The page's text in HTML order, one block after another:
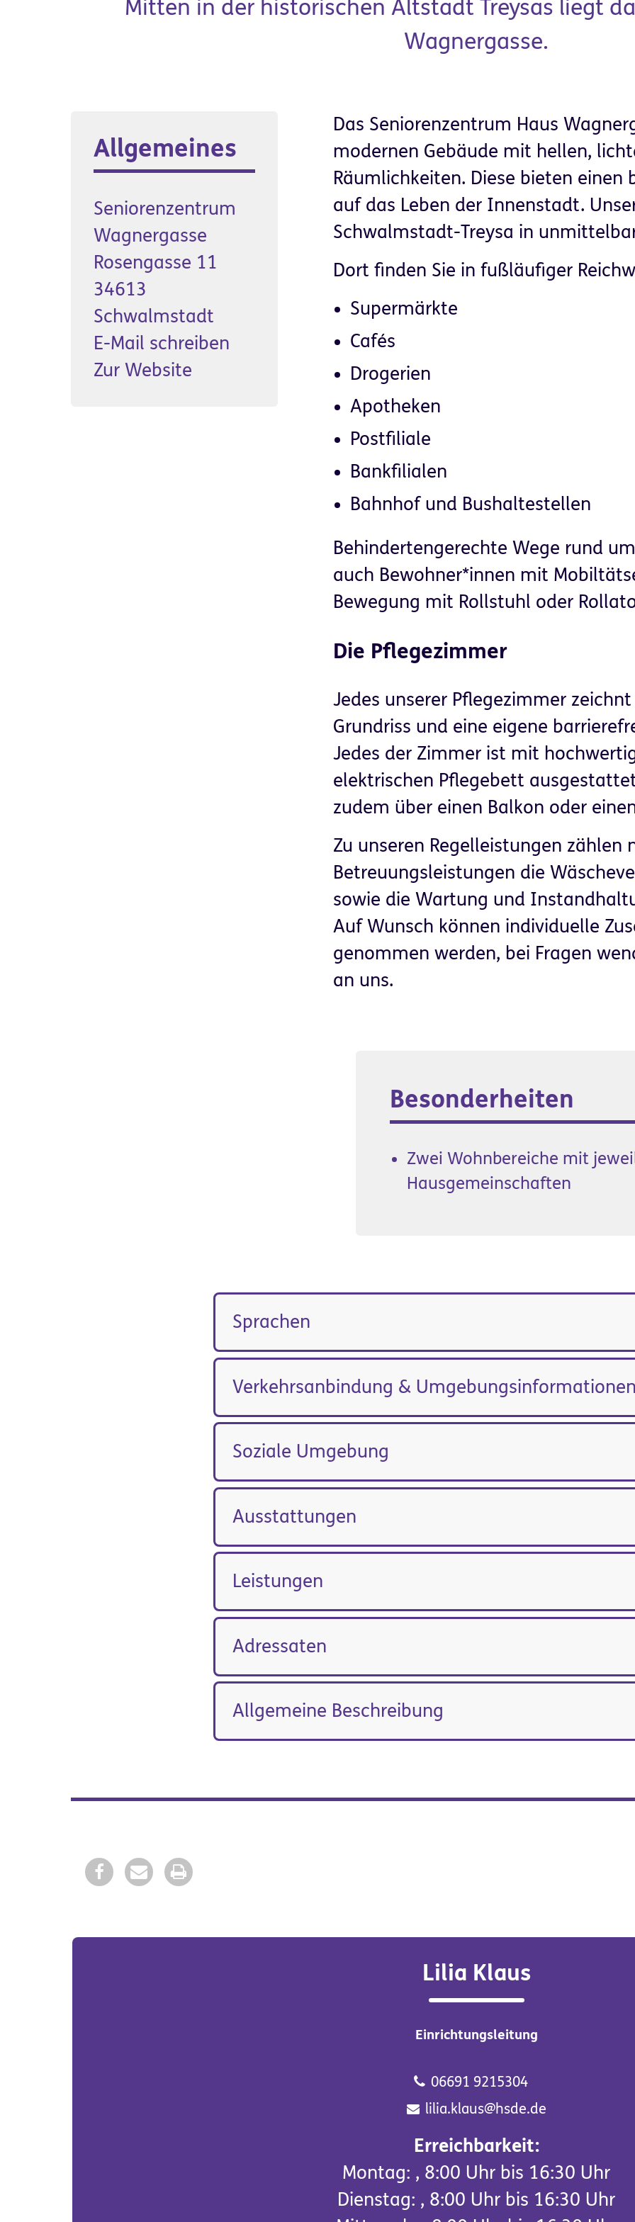
Produkte &
Manufakturen
Partner für
Unternehmen
Helfen & Spenden
Mitten in der historischen Altstadt Treysas liegt
Wagnergasse.
Allgemeines
Seniorenzentrum
Wagnergasse
Rosengasse 11
34613
Schwalmstadt
E-Mail schreiben
Zur Website
Das Seniorenzentrum Haus
modernen Gebäude mit hellen,
Räumlichkeiten. Diese bieten einen
auf das Leben der Innenstadt.
Schwalmstadt-Treysa in
Dort finden Sie in fußläufiger
Supermärkte
Cafés
Drogerien
Apotheken
Postfiliale
Bankfilialen
Bahnhof und Bushaltestellen
Behindertengerechte Wege rund
auch Bewohner*innen mit
Bewegung mit Rollstuhl oder
Die Pflegezimmer
Jedes unserer Pflegezimmer
Grundriss und eine eigene
Jedes der Zimmer ist mit
elektrischen Pflegebett
zudem über einen Balkon oder
Zu unseren Regelleistungen zählen
Betreuungsleistungen die
sowie die Wartung und
Auf Wunsch können individuelle
genommen werden, bei Fragen
an uns.
Besonderheiten
Zwei Wohnbereiche mit
Hausgemeinschaften
Sprachen
Verkehrsanbindung &
Soziale Umgebung
Ausstattungen
Leistungen
Adressaten
Allgemeine Beschreibung
Lilia Klaus
Einrichtungsleitung
06691 9215304
lilia.klaus@hsde.de
Erreichbarkeit:
Montag: , 8:00 Uhr bis 16:30 Uhr
Dienstag: , 8:00 Uhr bis 16:30 Uhr